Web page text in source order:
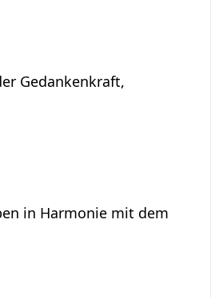
Gedankenkraft,
in Harmonie mit dem